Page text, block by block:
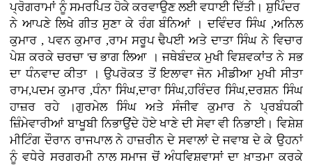
ਪ੍ਰੋਗਰਾਮਾਂ ਨੂੰ ਸਮਰਪਿਤ ਹੋਕੇ ਕਰਵਾਉਣ ਲਈ ਵਧਾਈ ਦਿੱਤੀ। ਸ਼ੁਪਿੰਦਰ
ਨੇ ਆਪਣੇ ਲਿਖੇ ਗੀਤ ਸੁਣਾ ਕੇ ਰੰਗ ਬੰਨਿਆਂ । ਦਵਿੰਦਰ ਸਿੰਘ ,ਅਨਿਲ
ਕੁਮਾਰ , ਪਵਨ ਕੁਮਾਰ ,ਰਾਮ ਸਰੂਪ ਢੈਪਈ ਅਤੇ ਦਾਤਾ ਸਿੰਘ ਨੇ ਵਿਚਾਰ
ਪੇਸ਼ ਕਰਕੇ ਚਰਚਾ 'ਚ ਭਾਗ ਲਿਆ । ਜਥੇਬੰਦਕ ਮੁਖੀ ਵਿਸ਼ਵਕਾਂਤ ਨੇ ਸਭ
ਦਾ ਧੰਨਵਾਦ ਕੀਤਾ । ਉਪਰੋਕਤ ਤੋਂ ਇਲਾਵਾ ਜੋਨ ਮੀਡੀਆ ਮੁਖੀ ਸੀਤਾ
ਰਾਮ,ਪਦਮ ਕੁਮਾਰ ,ਧੰਨਾ ਸਿੰਘ,ਦਾਰਾ ਸਿੰਘ,ਹਰਿੰਦਰ ਸਿੰਘ,ਦਰਸ਼ਨ ਸਿੰਘ
ਹਾਜ਼ਰ ਰਹੇ ।ਗੁਰਮੇਲ ਸਿੰਘ ਅਤੇ ਸੰਜੀਵ ਕੁਮਾਰ ਨੇ ਪ੍ਰਬੰਧਕੀ
ਜ਼ਿੰਮੇਵਾਰੀਆਂ ਬਾਖੂਬੀ ਨਿਭਾਉਂਦੇ ਹੋਏ ਖਾਣੇ ਦੀ ਸੇਵਾ ਵੀ ਨਿਭਾਈ। ਵਿਸ਼ੇਸ਼
ਮੀਟਿੰਗ ਦੌਰਾਨ ਰਾਜਪਾਲ ਨੇ ਹਾਜ਼ਰੀਨ ਦੇ ਸਵਾਲਾਂ ਦੇ ਜਵਾਬ ਦੇ ਕੇ ਉਹਨਾਂ
ਨੂੰ ਵਧੇਰੇ ਸਰਗਰਮੀ ਨਾਲ ਸਮਾਜ ਚੋਂ ਅੰਧਵਿਸ਼ਵਾਸਾਂ ਦਾ ਖ਼ਾਤਮਾ ਕਰਕੇ